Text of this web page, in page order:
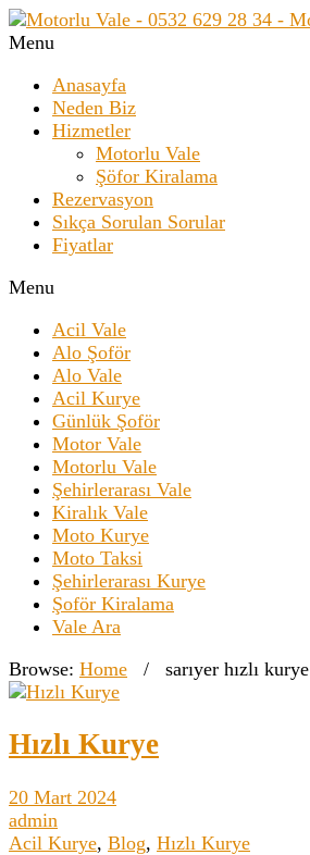
Menu
Anasayfa
Neden Biz
Hizmetler
Motorlu Vale
Şöfor Kiralama
Rezervasyon
Sıkça Sorulan Sorular
Fiyatlar
Menu
Acil Vale
Alo Şoför
Alo Vale
Acil Kurye
Günlük Şoför
Motor Vale
Motorlu Vale
Şehirlerarası Vale
Kiralık Vale
Moto Kurye
Moto Taksi
Şehirlerarası Kurye
Şoför Kiralama
Vale Ara
Browse: Home / sarıyer hızlı kurye
Hızlı Kurye
20 Mart 2024
admin
Acil Kurye, Blog, Hızlı Kurye